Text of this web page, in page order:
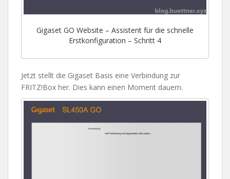
Gigaset GO Website – Assistent für die schnelle
Erstkonfiguration – Schritt 4
Jetzt stellt die Gigaset Basis eine Verbindung zur
FRITZ!Box her. Dies kann einen Moment dauern.